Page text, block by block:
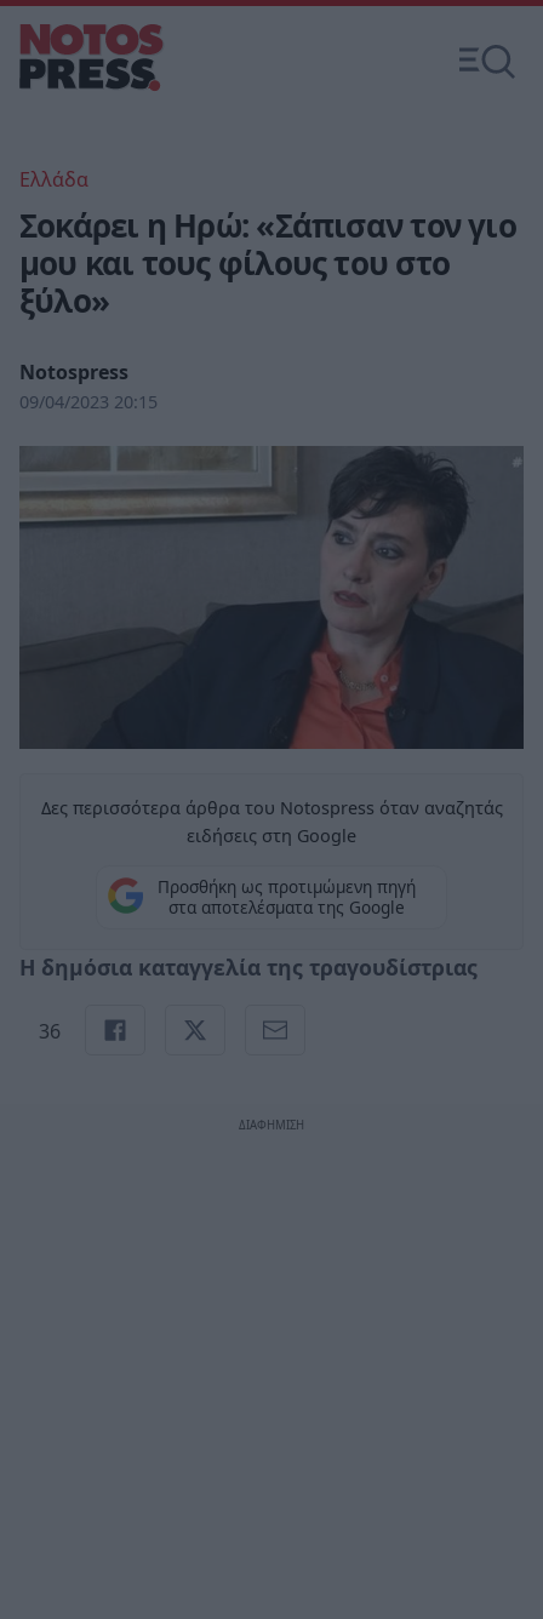
Ελλάδα
Σοκάρει η Ηρώ: «Σάπισαν τον γιο
μου και τους φίλους του στο
ξύλο»
Notospress
09/04/2023 20:15
Δες περισσότερα άρθρα του Notospress όταν αναζητάς
ειδήσεις στη Google
Προσθήκη ως προτιμώμενη πηγή
στα αποτελέσματα της Google
Η δημόσια καταγγελία της τραγουδίστριας
36